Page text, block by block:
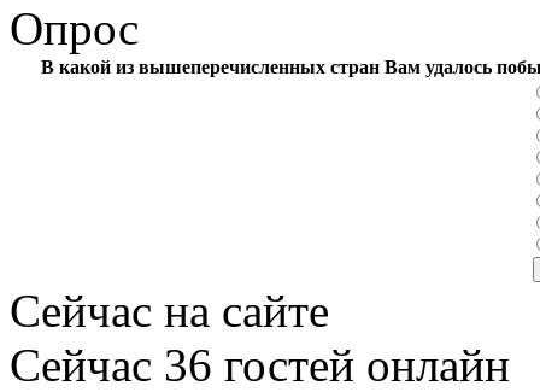
Опрос
В какой из вышеперечисленных стран Вам удалось
Сейчас на сайте
Сейчас 36 гостей онлайн